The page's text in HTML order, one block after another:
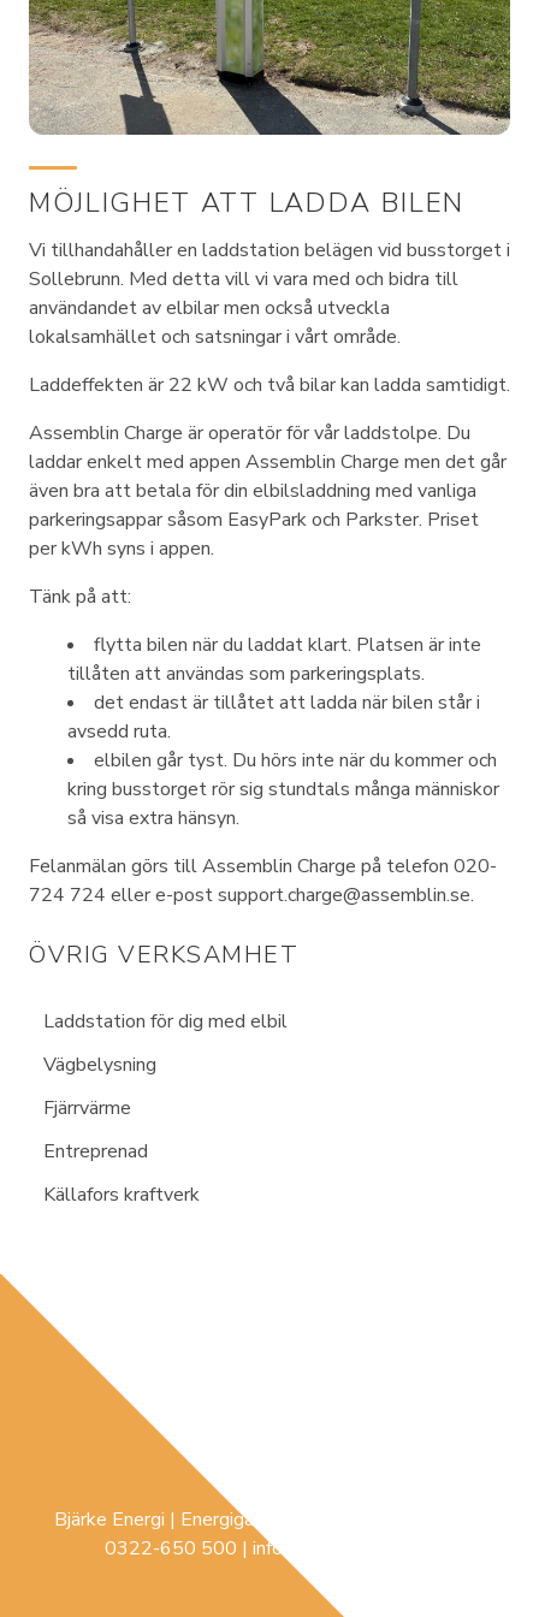
MÖJLIGHET ATT LADDA BILEN
Vi tillhandahåller en laddstation belägen vid busstorget i
Sollebrunn. Med detta vill vi vara med och bidra till
användandet av elbilar men också utveckla
lokalsamhället och satsningar i vårt område.
Laddeffekten är 22 kW och två bilar kan ladda samtidigt.
Assemblin Charge är operatör för vår laddstolpe. Du
laddar enkelt med appen Assemblin Charge men det går
även bra att betala för din elbilsladdning med vanliga
parkeringsappar såsom EasyPark och Parkster. Priset
per kWh syns i appen.
Tänk på att:
flytta bilen när du laddat klart. Platsen är inte
tillåten att användas som parkeringsplats.
det endast är tillåtet att ladda när bilen står i
avsedd ruta.
elbilen går tyst. Du hörs inte när du kommer och
kring busstorget rör sig stundtals många människor
så visa extra hänsyn.
Felanmälan görs till Assemblin Charge på telefon 020-
724 724 eller e-post support.charge@assemblin.se.
ÖVRIG VERKSAMHET
Laddstation för dig med elbil
Vägbelysning
Fjärrvärme
Entreprenad
Källafors kraftverk
Bjärke Energi | Energigatan 3 |
0322-650 500 | info@bjerke-energi.se